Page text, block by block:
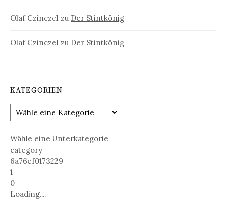
Olaf Czinczel zu Der Stintkönig
Olaf Czinczel zu Der Stintkönig
KATEGORIEN
Wähle eine Unterkategorie
category
6a76ef0173229
1
0
Loading....